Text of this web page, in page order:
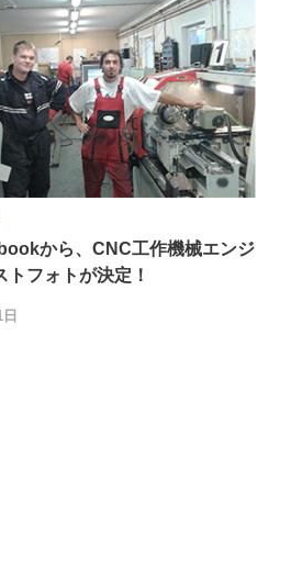
から、CNC工作機械エンジ
トフォトが決定！